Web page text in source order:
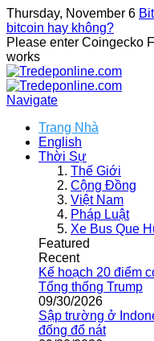
Thursday, November 6
bitcoin hay không?
Please enter Coingecko
works
Navigate
Trang Nhà
English
Thời Sự
Thế Giới
Cộng Đồng
Việt Nam
Pháp Luật
Xe Bus Que
Featured
Recent
Kế hoạch 20 điểm
Tổng thống Trump
09/30/2026
Sập trường ở
đống đổ nát